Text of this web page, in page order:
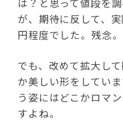
は？と思って値段を
が、期待に反して、
円程度でした。残念。
でも、改めて拡大し
か美しい形をしてい
う姿にはどこかロマ
すよね。